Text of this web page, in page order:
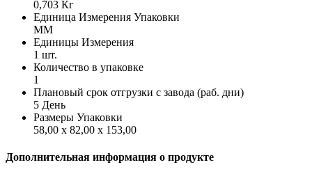
0,703 Кг
Единица Измерения Упаковки
MM
Единицы Измерения
1 шт.
Количество в упаковке
1
Плановый срок отгрузки с завода (раб. дни)
5 День
Размеры Упаковки
58,00 x 82,00 x 153,00
Дополнительная информация о продукте